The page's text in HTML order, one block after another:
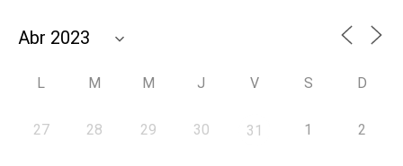
L M M J V S D
27 28 29 30 31 1 2